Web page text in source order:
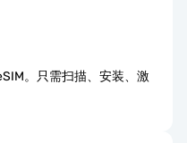
。只需扫描、安装、激